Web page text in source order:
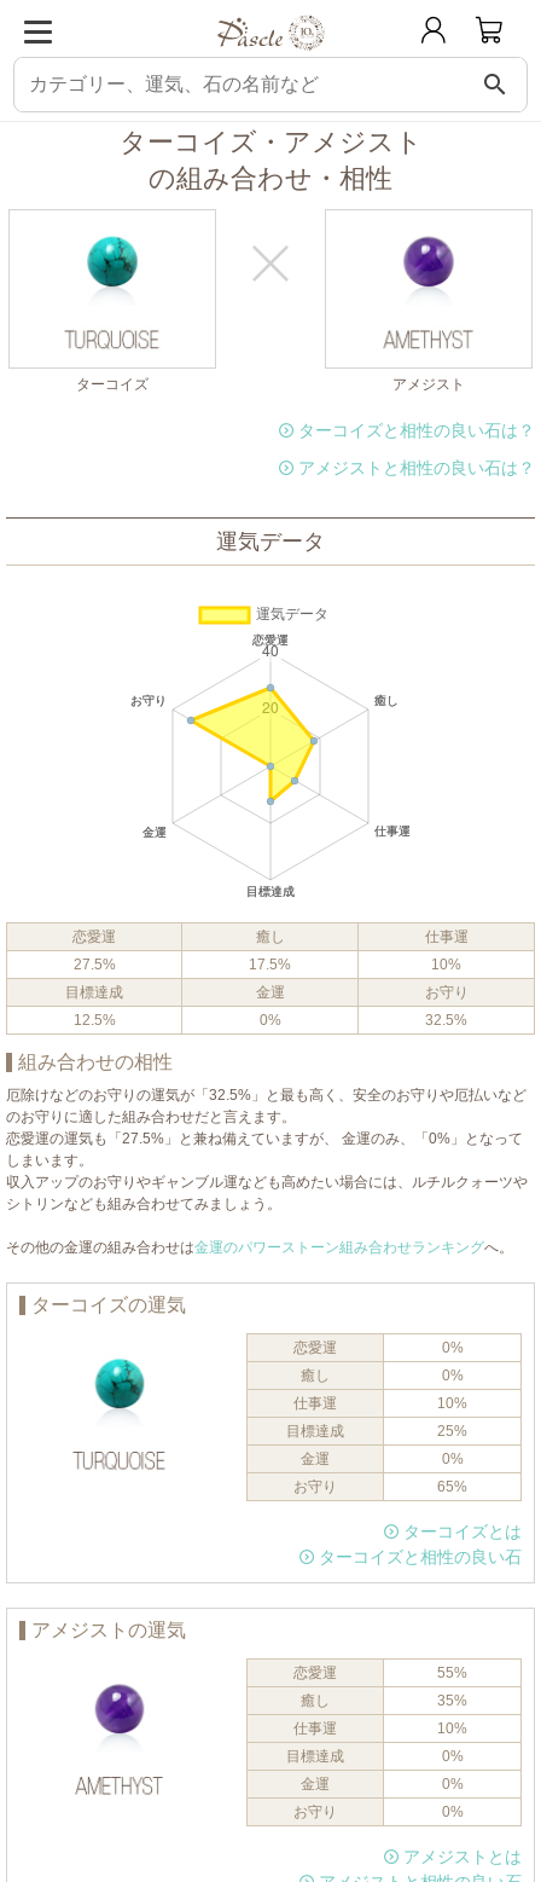
search
パスクル 組み合わせ・相性チェック ターコイズと相性の良い石 ターコ
ターコイズ・アメジスト
の組み合わせ・相性
ターコイズ アメジスト
ターコイズと相性の良い石は？
アメジストと相性の良い石は？
運気データ
恋愛運 癒し
仕事運
27.5%
17.5%
10%
目標達成
金運
お守り
12.5%
0% 32.5%
組み合わせの相性
厄除けなどのお守りの運気が「32.5%」と最も高く、安全のお守りや厄払いなど
のお守りに適した組み合わせだと言えます。
恋愛運の運気も「27.5%」と兼ね備えていますが、 金運のみ、「0%」となって
しまいます。
収入アップのお守りやギャンブル運なども高めたい場合には、ルチルクォーツや
シトリンなども組み合わせてみましょう。
その他の金運の組み合わせは金運のパワーストーン組み合わせランキングへ。
ターコイズの運気
恋愛運
0%
癒し
0%
仕事運
10%
目標達成
25%
金運
0%
お守り
65%
ターコイズとは
ターコイズと相性の良い石
アメジストの運気
恋愛運
55%
癒し
35%
仕事運
10%
目標達成
0%
金運
0%
お守り
0%
アメジストとは